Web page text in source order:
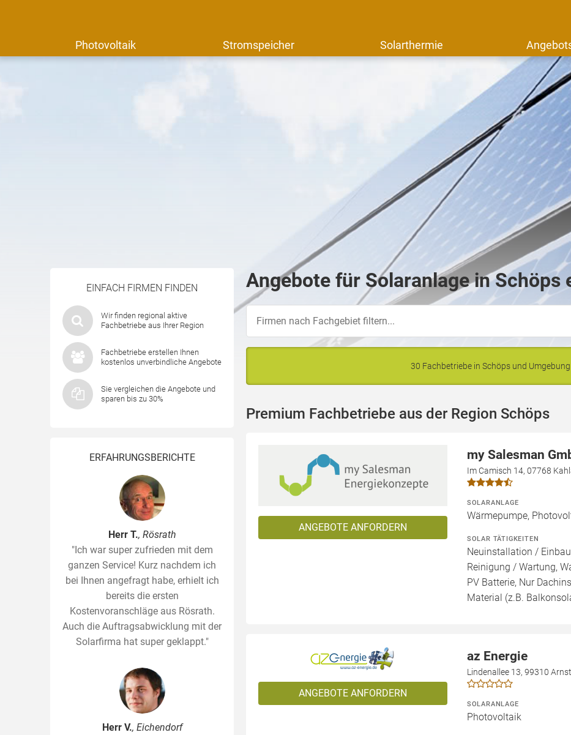
Photovoltaik Stromspeicher Solarthermie
EINFACH FIRMEN FINDEN
Wir finden regional aktive
Fachbetriebe aus Ihrer Region
Fachbetriebe erstellen Ihnen
kostenlos unverbindliche Angebote
Sie vergleichen die Angebote und
sparen bis zu 30%
ERFAHRUNGSBERICHTE
Herr T., Rösrath
"Ich war super zufrieden mit dem
ganzen Service! Kurz nachdem ich
bei Ihnen angefragt habe, erhielt ich
bereits die ersten
Kostenvoranschläge aus Rösrath.
Auch die Auftragsabwicklung mit der
Solarfirma hat super geklappt."
Herr V., Eichendorf
Angebote für Solaranlage in Schöps
30 Fachbetriebe in Schöps und
Premium Fachbetriebe aus der Region Schöps
ANGEBOTE ANFORDERN
my Salesman
Im Camisch 14, 07768
SOLARANLAGE
Wärmepumpe,
SOLAR TÄTIGKEITEN
Neuinstallation /
Reinigung / Wartung,
PV Batterie, Nur
Material (z.B.
ANGEBOTE ANFORDERN
az Energie
Lindenallee 13, 99310
SOLARANLAGE
Photovoltaik